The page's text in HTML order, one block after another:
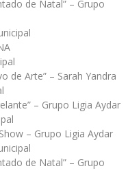
de Natal” – Grupo
de Arte” – Sarah Yandra
– Grupo Ligia Aydar
– Grupo Ligia Aydar
de Natal” – Grupo